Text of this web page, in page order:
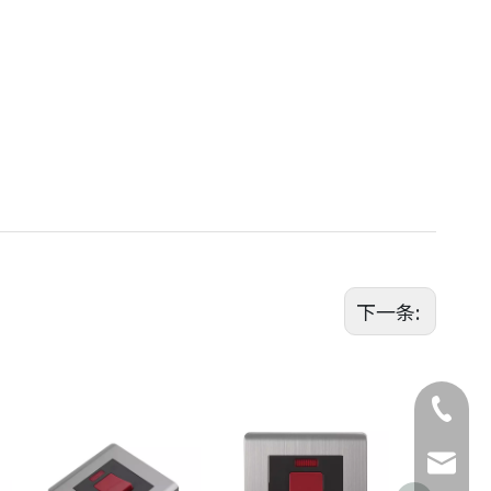
下一条:
座机号码
电话
邮箱